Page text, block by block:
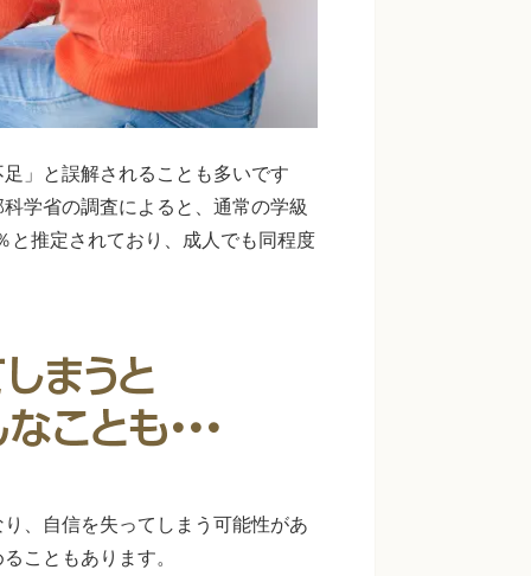
」と誤解されることも多いです
学省の調査によると、通常の学級
と推定されており、成人でも同程度
、自信を失ってしまう可能性があ
こともあります。